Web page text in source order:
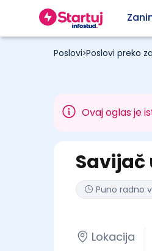
Poslovi>Poslovi preko
Ovaj oglas je
Lokacija
Puno radno